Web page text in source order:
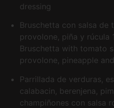
dressing
Bruschetta con salsa de
provolone, piña y rúcula
Bruschetta with tomato
provolone, pineapple
Parrillada de verduras,
calabacin, berenjena,
champiñones con salsa